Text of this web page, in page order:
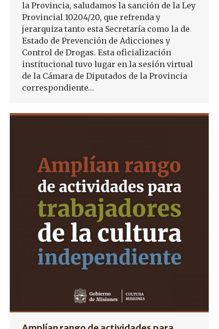
la Provincia, saludamos la sanción de la Ley
Provincial 10204/20, que refrenda y
jerarquiza tanto esta Secretaría como la de
Estado de Prevención de Adicciones y
Control de Drogas. Esta oficialización
institucional tuvo lugar en la sesión virtual
de la Cámara de Diputados de la Provincia
correspondiente…